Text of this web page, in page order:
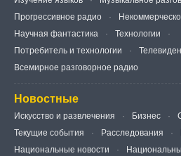
Прогрессивное радио
Научная фантастика
Технологии
Потребитель и технологии
Всемирное разговорное радио
Новостные
Искусство и развлечения Бизнес
Текущие события
Расследования
Национальные новости